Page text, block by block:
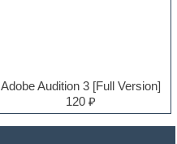
Adobe Audition 3 [Full Version]
120 ₽